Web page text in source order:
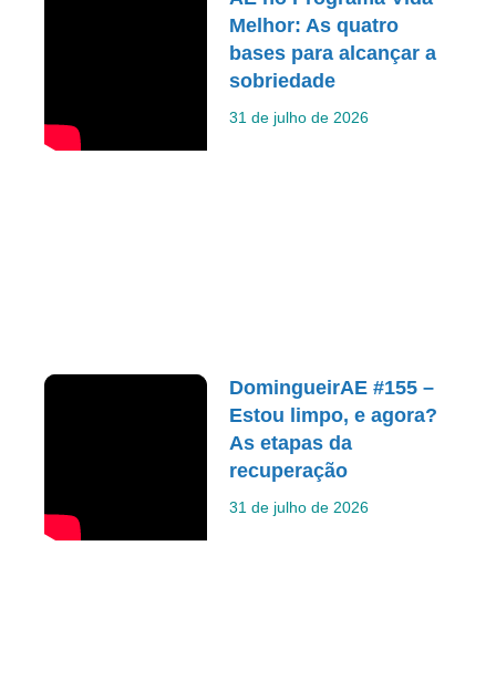
Melhor: As quatro
bases para alcançar a
sobriedade
31 de julho de 2026
DomingueirAE #155 –
Estou limpo, e agora?
As etapas da
recuperação
31 de julho de 2026